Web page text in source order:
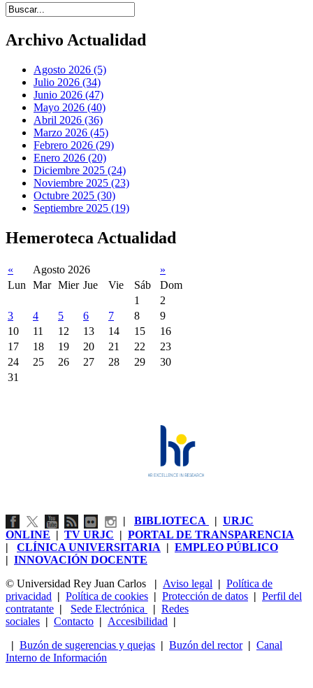
Introduce términos de búsqueda
Archivo Actualidad
Agosto 2026 (5)
Julio 2026 (34)
Junio 2026 (47)
Mayo 2026 (40)
Abril 2026 (36)
Marzo 2026 (45)
Febrero 2026 (29)
Enero 2026 (20)
Diciembre 2025 (24)
Noviembre 2025 (23)
Octubre 2025 (30)
Septiembre 2025 (19)
Hemeroteca Actualidad
« Agosto 2026
»
Lun
Mar Mier Jue Vie Sáb
Dom
1
2
3
4 5 6 7 8
9
10
11 12 13 14 15
16
17
18 19 20 21 22
23
24
25 26 27 28 29
30
31
| BIBLIOTECA | URJC
ONLINE | TV URJC | PORTAL DE TRANSPARENCIA
| CLÍNICA UNIVERSITARIA | EMPLEO PÚBLICO
| INNOVACIÓN DOCENTE
© Universidad Rey Juan Carlos
| Aviso legal | Política de
privacidad | Política de cookies | Protección de datos | Perfil del
contratante | Sede Electrónica | Redes
sociales | Contacto | Accesibilidad |
| Buzón de sugerencias y quejas | Buzón del rector| Canal
Interno de Información